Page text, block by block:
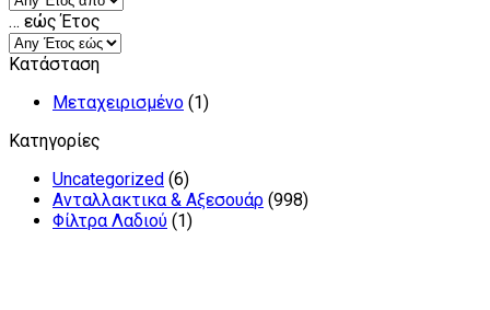
… εώς Έτος
Κατάσταση
Μεταχειρισμένο (1)
Κατηγορίες
Uncategorized (6)
Ανταλλακτικα & Αξεσουάρ (998)
Φίλτρα Λαδιού (1)